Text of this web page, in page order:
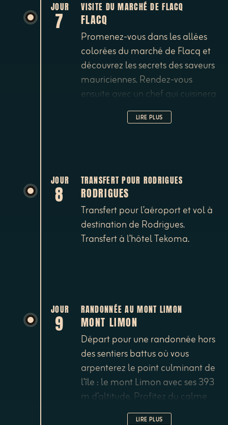
JOUR
7
VISITE DU MARCHÉ DE FLACQ
FLACQ
Promenez-vous dans les allées
colorées du marché de Flacq et
découvrez les secrets des saveurs
mauriciennes. Rendez-vous
ensuite avec un chef qui cuisinera
pour vous les produits que vous
aurez dénichés.LIRE PLUS
JOUR
8
TRANSFERT POUR RODRIGUES
RODRIGUES
Transfert pour l’aéroport et vol à
destination de Rodrigues.
Transfert à l’hôtel Tekoma.
JOUR
9
RANDONNÉE AU MONT LIMON
MONT LIMON
Départ pour une randonnée hors
des sentiers battus où vous
arpenterez le point culminant de
l’île : le mont Limon avec ses 393
m d’altitude. Profitez du calme
absolu et du spectacle qui s’offre
LIRE PLUS